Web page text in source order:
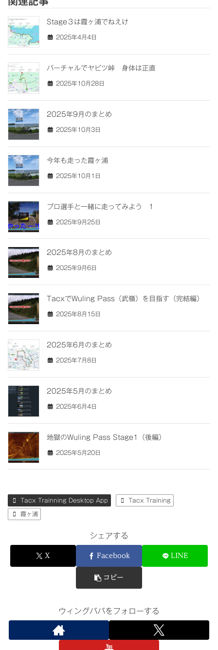
Stage３は霞ヶ浦でねえけ
2025年4月4日
バーチャルでヤビツ峠 身体は正直
2025年10月28日
2025年9月のまとめ
2025年10月3日
今年も走った霞ヶ浦
2025年10月1日
プロ選手と一緒に走ってみよう 1
2025年9月25日
2025年8月のまとめ
2025年9月6日
TacxでWuling Pass（武嶺）を目指す（完結編）
2025年8月15日
2025年6月のまとめ
2025年7月8日
2025年5月のまとめ
2025年6月4日
地獄のWuling Pass Stage1（後編）
2025年5月20日
Tacx Trainning Desktop App Tacx Training
霞ヶ浦
シェアする
X Facebook LINE
コピー
ウィングパパをフォローする